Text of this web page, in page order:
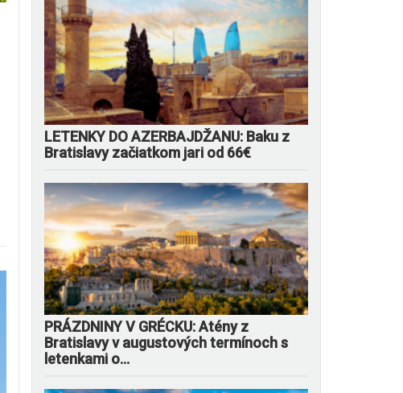
LETENKY DO AZERBAJDŽANU: Baku z
Bratislavy začiatkom jari od 66€
PRÁZDNINY V GRÉCKU: Atény z
Bratislavy v augustových termínoch s
letenkami o...